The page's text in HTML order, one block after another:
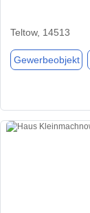
Teltow, 14513
Gewerbeobjekt